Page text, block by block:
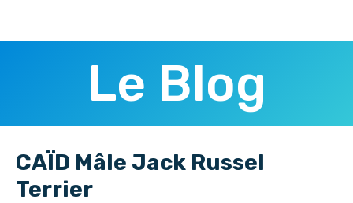
Le Blog
CAÏD Mâle Jack Russel
Terrier